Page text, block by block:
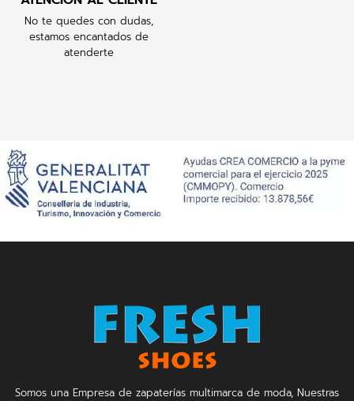
No te quedes con dudas,
estamos encantados de
atenderte
Somos una Empresa de zapaterías multimarca de moda, Nuestras